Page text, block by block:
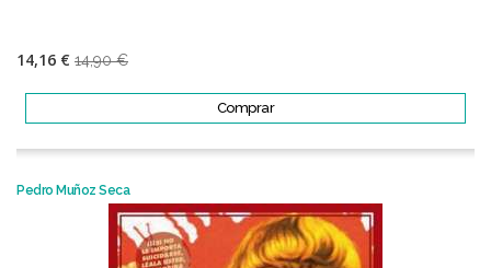
14,16 € 14,90 €
Comprar
Pedro Muñoz Seca